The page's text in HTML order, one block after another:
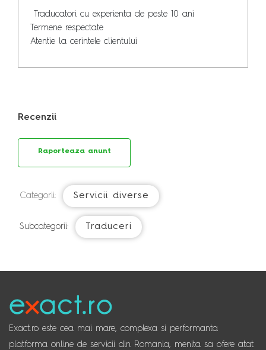
Termene respectate
Atentie la cerintele clientului
Recenzii
Raporteaza anunt
Categorii: Servicii diverse
Subcategorii: Traduceri
Exact.ro este cea mai mare, complexa si performanta
platforma online de servicii din Romania, menita sa ofere atat